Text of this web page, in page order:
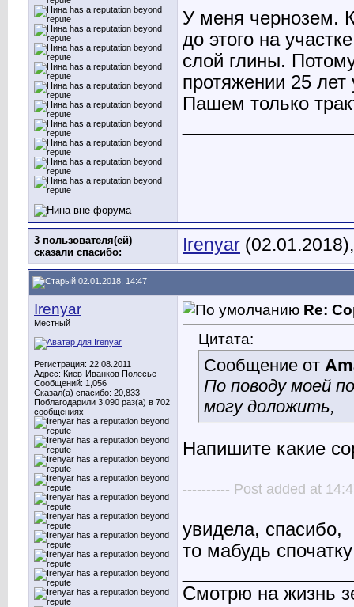
У меня чернозем.
до этого на
слой глины.
протяжении 25
Пашем только
3 пользователя(ей)
сказали cпасибо:
Irenyar
02.01.2018, 14:47
Irenyar
Местный
Регистрация: 22.08.2011
Адрес: Киев-Иванков Полесье
Сообщений: 1,056
Сказал(а) спасибо: 20,833
Поблагодарили 3,090 раз(а) в 702
сообщениях
Re:
Цитата:
Сообщение от
По поводу моей
могу доложить,
Напишите какие
---------- Post added at
увидела, спасибо,
то мабудь
Смотрю на жизнь